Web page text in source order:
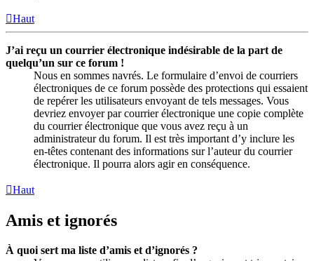
Haut
J’ai reçu un courrier électronique indésirable de la part de
quelqu’un sur ce forum !
Nous en sommes navrés. Le formulaire d’envoi de courriers
électroniques de ce forum possède des protections qui essaient
de repérer les utilisateurs envoyant de tels messages. Vous
devriez envoyer par courrier électronique une copie complète
du courrier électronique que vous avez reçu à un
administrateur du forum. Il est très important d’y inclure les
en-têtes contenant des informations sur l’auteur du courrier
électronique. Il pourra alors agir en conséquence.
Haut
Amis et ignorés
À quoi sert ma liste d’amis et d’ignorés ?